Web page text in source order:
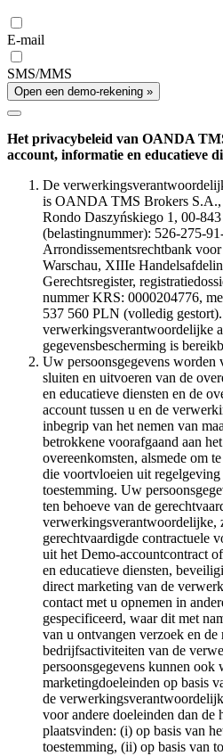
E-mail
SMS/MMS
Open een demo-rekening »
Het privacybeleid van OANDA
account, informatie en educatieve
De
is OANDA TMS Brokers S.A.,
Rondo Daszyńskiego 1, 00-
(belastingnummer): 526-275-
Arrondissementsrechtbank
Warschau, XIIIe
Gerechtsregister,
nummer KRS: 0000204776,
537 560 PLN (volledig
verwerkingsverantwoordelijke
gegevensbescherming is
Uw persoonsgegevens worden
sluiten en uitvoeren van de
en educatieve diensten en de
account tussen u en de
inbegrip van het nemen van
betrokkene voorafgaand aan
overeenkomsten, alsmede om
die voortvloeien uit
toestemming. Uw
ten behoeve van de
verwerkingsverantwoordelijke,
gerechtvaardigde contractuele
uit het Demo-accountcontract
en educatieve diensten,
direct marketing van de
contact met u opnemen in
gespecificeerd, waar dit met
van u ontvangen verzoek en
bedrijfsactiviteiten van de
persoonsgegevens kunnen
marketingdoeleinden op basis
de
voor andere doeleinden dan de
plaatsvinden: (i) op basis van
toestemming, (ii) op basis van